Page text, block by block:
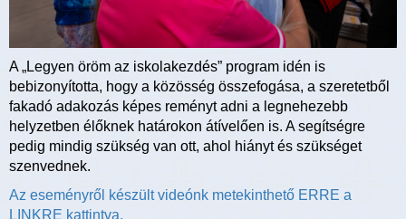
A „Legyen öröm az iskolakezdés” program idén is
bebizonyította, hogy a közösség összefogása, a szeretetből
fakadó adakozás képes reményt adni a legnehezebb
helyzetben élőknek határokon átívelően is. A segítségre
pedig mindig szükség van ott, ahol hiányt és szükséget
szenvednek.
Az eseményről készült videónk metekinthető ERRE a
LINKRE kattintva.